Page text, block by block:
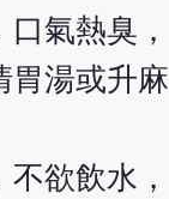
氣熱臭，
胃湯或升麻
欲飲水，